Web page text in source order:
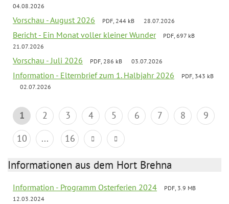
04.08.2026
Vorschau - August 2026 PDF, 244 kB 28.07.2026
Bericht - Ein Monat voller kleiner Wunder
PDF, 697 kB
21.07.2026
Vorschau - Juli 2026 PDF, 286 kB 03.07.2026
Information - Elternbrief zum 1. Halbjahr 2026
PDF, 343 kB
02.07.2026
1 2 3 4 5 6 7 8
9
10
... 16
Informationen aus dem Hort Brehna
Information - Programm Osterferien 2024
PDF, 3.9 MB
12.03.2024